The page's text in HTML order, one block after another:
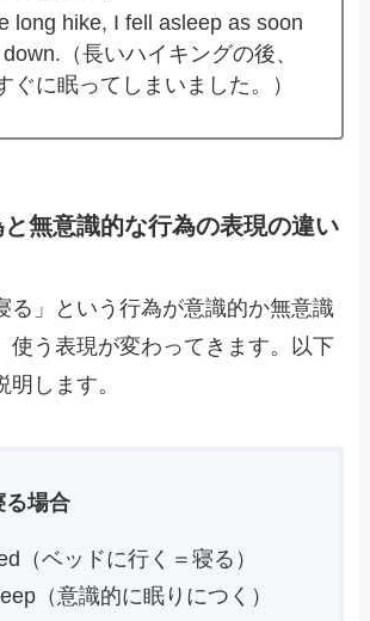
long hike, I fell asleep as soon
（長いハイキングの後、
ぐに眠ってしまいました。）
無意識的な行為の表現の違い
る」という行為が意識的か無意識
使う表現が変わってきます。以下
します。
る場合
（ベッドに行く＝寝る）
（意識的に眠りにつく）